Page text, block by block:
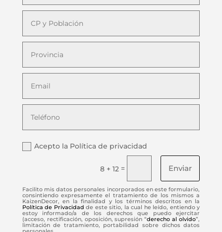
Acepto la Política de privacidad
8 + 12 = Enviar
Facilito mis datos personales incorporados en este formulario,
consintiendo expresamente el tratamiento de los mismos a
KaizenDecor, en la finalidad y los términos descritos en la
Política de Privacidad de este sitio, la cual he leído, entiendo y
estoy informado/a de los derechos que puedo ejercitar
(acceso, rectificación, oposición, supresión “derecho al olvido”,
limitación de tratamiento, portabilidad sobre dichos datos